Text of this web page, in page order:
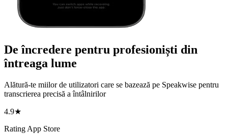
De încredere pentru profesioniști din
întreaga lume
Alătură-te miilor de utilizatori care se bazează pe Speakwise pentru
transcrierea precisă a întâlnirilor
4.9★
Rating App Store